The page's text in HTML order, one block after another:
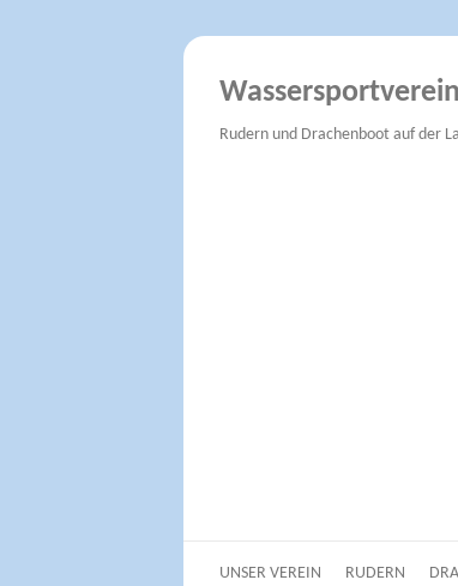
Rudern und Drachenboot auf der
UNSER VEREIN RUDERN